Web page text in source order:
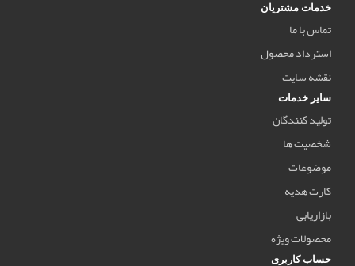
خدمات مشتریان
تماس با ما
استرداد محصول
نقشه سایت
سایر خدمات
تولید کنندگان
شخصیت ها
موضوعات
کارت هدیه
بازاریابی
محصولات ویژه
حساب کاربری